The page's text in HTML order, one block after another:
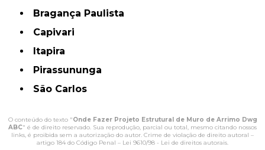
Bragança Paulista
Capivari
Itapira
Pirassununga
São Carlos
O conteúdo do texto "Onde Fazer Projeto Estrutural de Muro de Arrimo Dwg
ABC" é de direito reservado. Sua reprodução, parcial ou total, mesmo citando nossos
links, é proibida sem a autorização do autor. Crime de violação de direito autoral –
artigo 184 do Código Penal – Lei 9610/98 - Lei de direitos autorais.